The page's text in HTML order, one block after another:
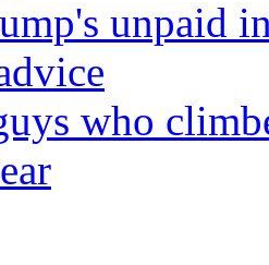
unpaid
who